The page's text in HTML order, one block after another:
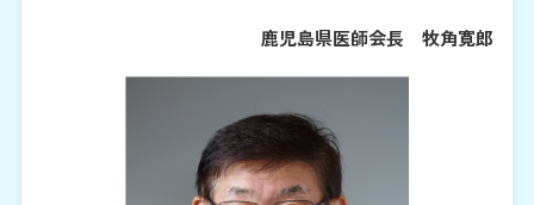
鹿児島県医師会長 牧角寛郎